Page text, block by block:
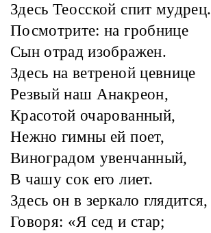
Здесь Теосской спит мудрец.
Посмотрите: на гробнице
Сын отрад изображен.
Здесь на ветреной цевнице
Резвый наш Анакреон,
Красотой очарованный,
Нежно гимны ей поет,
Виноградом увенчанный,
В чашу сок его лиет.
Здесь он в зеркало глядится,
Говоря: «Я сед и стар;